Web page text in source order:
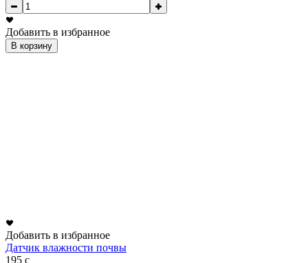
Добавить в избранное
В корзину
Добавить в избранное
Датчик влажности почвы
195 c